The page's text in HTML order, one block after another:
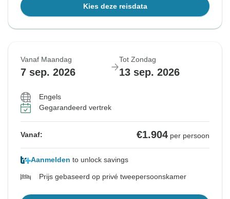
Kies deze reisdata
Vanaf Maandag
7 sep. 2026
Tot Zondag
13 sep. 2026
Engels
Gegarandeerd vertrek
Vanaf: €1.904 per persoon
Aanmelden to unlock savings
Prijs gebaseerd op privé tweepersoonskamer